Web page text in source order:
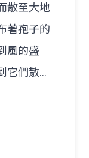
散至大地
著孢子的
風的盛
它們散播
了風的